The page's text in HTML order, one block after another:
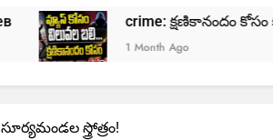
crime: క్షణికానందం కోసం కుటుంబాల
1 Month Ago
సూర్యమండల స్త్రోత్రం!